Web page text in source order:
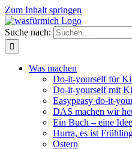
Zum Inhalt springen
Suche nach:
Was machen
Do-it-yourself für
Do-it-yourself mit
Easypeasy do-it-
DAS machen wir
Ein Buch – eine Idee
Hurra, es ist
Ostern